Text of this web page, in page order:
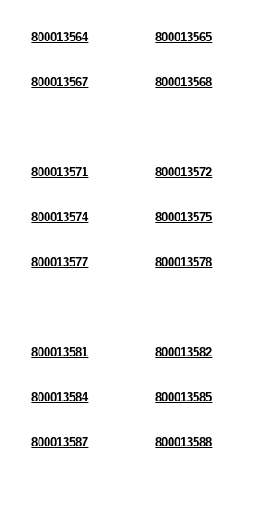
800013564 800013565
800013567 800013568
800013571 800013572
800013574 800013575
800013577 800013578
800013581 800013582
800013584 800013585
800013587 800013588